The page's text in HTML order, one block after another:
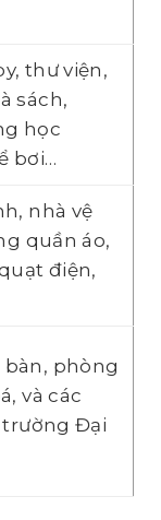
thư viện,
sách,
học
bơi…
nhà vệ
quần áo,
điện,
bàn, phòng
và các
Đại